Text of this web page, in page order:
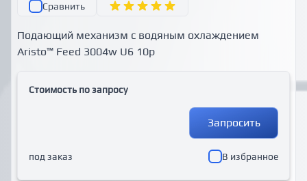
Сравнить
Подающий механизм с водяным охлаждением
Aristo™ Feed 3004w U6 10p
Стоимость по запросу
Запросить
под заказ В избранное